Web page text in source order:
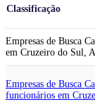
Classificação
Empresas de Busca
em Cruzeiro do Sul,
Empresas de Busca
funcionários em